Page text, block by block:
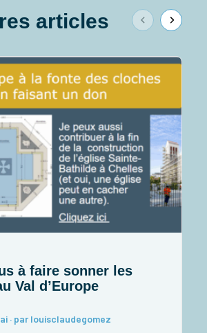
articles
à faire sonner les
Val d’Europe
· par louisclaudegomez